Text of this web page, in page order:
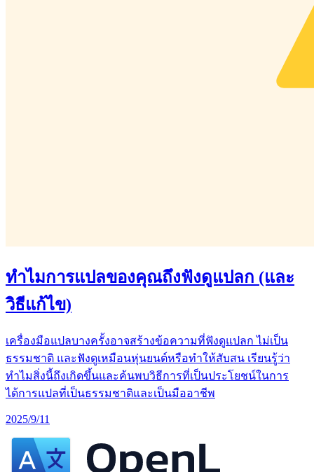
ทำไมการแปลของคุณถึงฟังดูแปลก (และ
วิธีแก้ไข)
เครื่องมือแปลบางครั้งอาจสร้างข้อความที่ฟังดูแปลก ไม่เป็น
ธรรมชาติ และฟังดูเหมือนหุ่นยนต์หรือทำให้สับสน เรียนรู้ว่า
ทำไมสิ่งนี้ถึงเกิดขึ้นและค้นพบวิธีการที่เป็นประโยชน์ในการ
ได้การแปลที่เป็นธรรมชาติและเป็นมืออาชีพ
2025/9/11